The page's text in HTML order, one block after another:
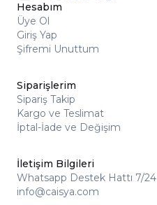
Hesabım
Üye Ol
Giriş Yap
Şifremi Unuttum
Siparişlerim
Sipariş Takip
Kargo ve Teslimat
İptal-İade ve Değişim
İletişim Bilgileri
Whatsapp Destek Hattı 7/24
info@caisya.com